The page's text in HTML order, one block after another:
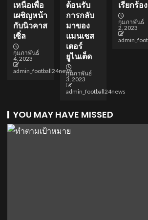
เหนือเพื่อ
เผชิญหน้า
กับนิวคาส
เซิ่ล
กุมภาพันธ์
4, 2023
admin_football24news
ต้อนรับ
การกลับ
มาของ
แมนเชส
เตอร์
ยูไนเต็ด
กุมภาพันธ์
3, 2023
admin_football24news
เรียกร้อง
กุมภาพันธ์
2, 2023
YOU MAY HAVE MISSED